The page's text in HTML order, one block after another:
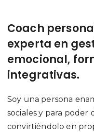
Coach
experta en
emocional,
integrativas.
Soy una persona
sociales y para
convirtiéndolo en